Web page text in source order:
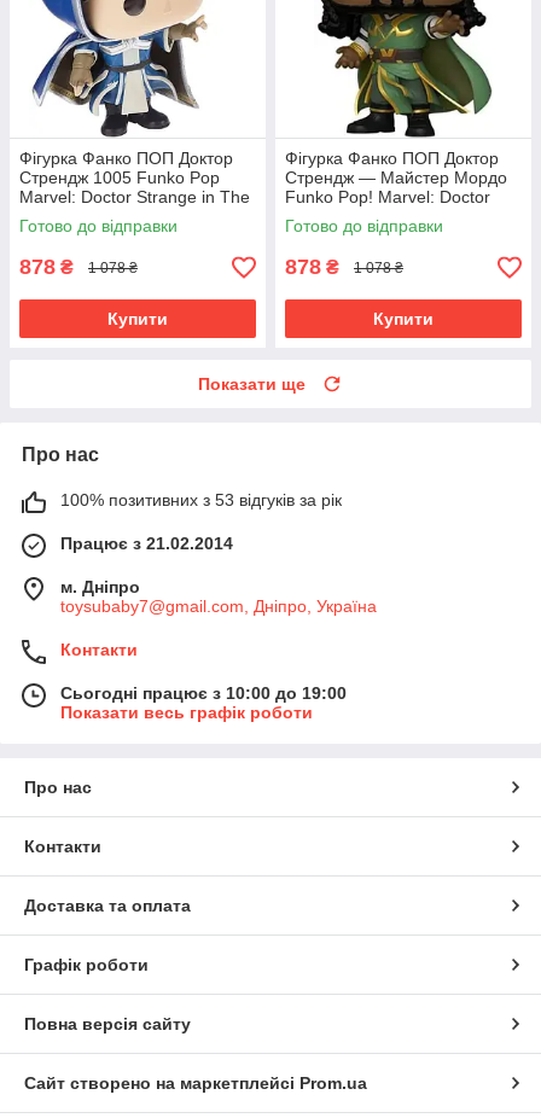
Фігурка Фанко ПОП Доктор
Стрендж 1005 Funko Pop
Marvel: Doctor Strange in The
Multiverse of Madness
Готово до відправки
878 ₴ 1 078 ₴
Купити
Фігурка Фанко ПОП Доктор
Стрендж — Майстер Мордо
Funko Pop! Marvel: Doctor
Strange- Master Mordo 1003
Готово до відправки
878 ₴ 1 078 ₴
Купити
Показати ще
Про нас
100% позитивних з 53 відгуків за рік
Працює з 21.02.2014
м. Дніпро
toysubaby7@gmail.com, Дніпро, Україна
Контакти
Сьогодні працює з 10:00 до 19:00
Показати весь графік роботи
Про нас
Контакти
Доставка та оплата
Графік роботи
Повна версія сайту
Сайт створено на маркетплейсі Prom.ua